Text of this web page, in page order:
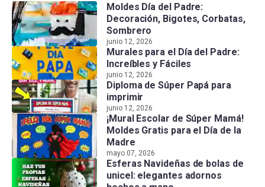
Moldes Día del Padre:
Decoración, Bigotes, Corbatas,
Sombrero
junio 12, 2026
Murales para el Día del Padre:
Increíbles y Fáciles
junio 12, 2026
Diploma de Súper Papá para
imprimir
junio 12, 2026
¡Mural Escolar de Súper Mamá!
Moldes Gratis para el Día de la
Madre
mayo 07, 2026
Esferas Navideñas de bolas de
unicel: elegantes adornos